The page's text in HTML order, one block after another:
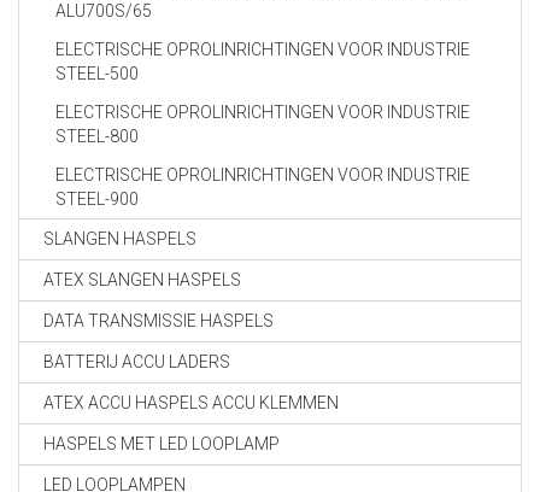
ALU700S/65
ELECTRISCHE OPROLINRICHTINGEN VOOR INDUSTRIE
STEEL-500
ELECTRISCHE OPROLINRICHTINGEN VOOR INDUSTRIE
STEEL-800
ELECTRISCHE OPROLINRICHTINGEN VOOR INDUSTRIE
STEEL-900
SLANGEN HASPELS
ATEX SLANGEN HASPELS
DATA TRANSMISSIE HASPELS
BATTERIJ ACCU LADERS
ATEX ACCU HASPELS ACCU KLEMMEN
HASPELS MET LED LOOPLAMP
LED LOOPLAMPEN